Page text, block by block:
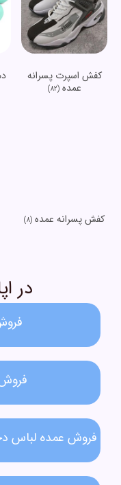
کفش اسپرت پسرانه
عمده(82)
کفش پسرانه عمده (8)
در
فروش عمده لباس